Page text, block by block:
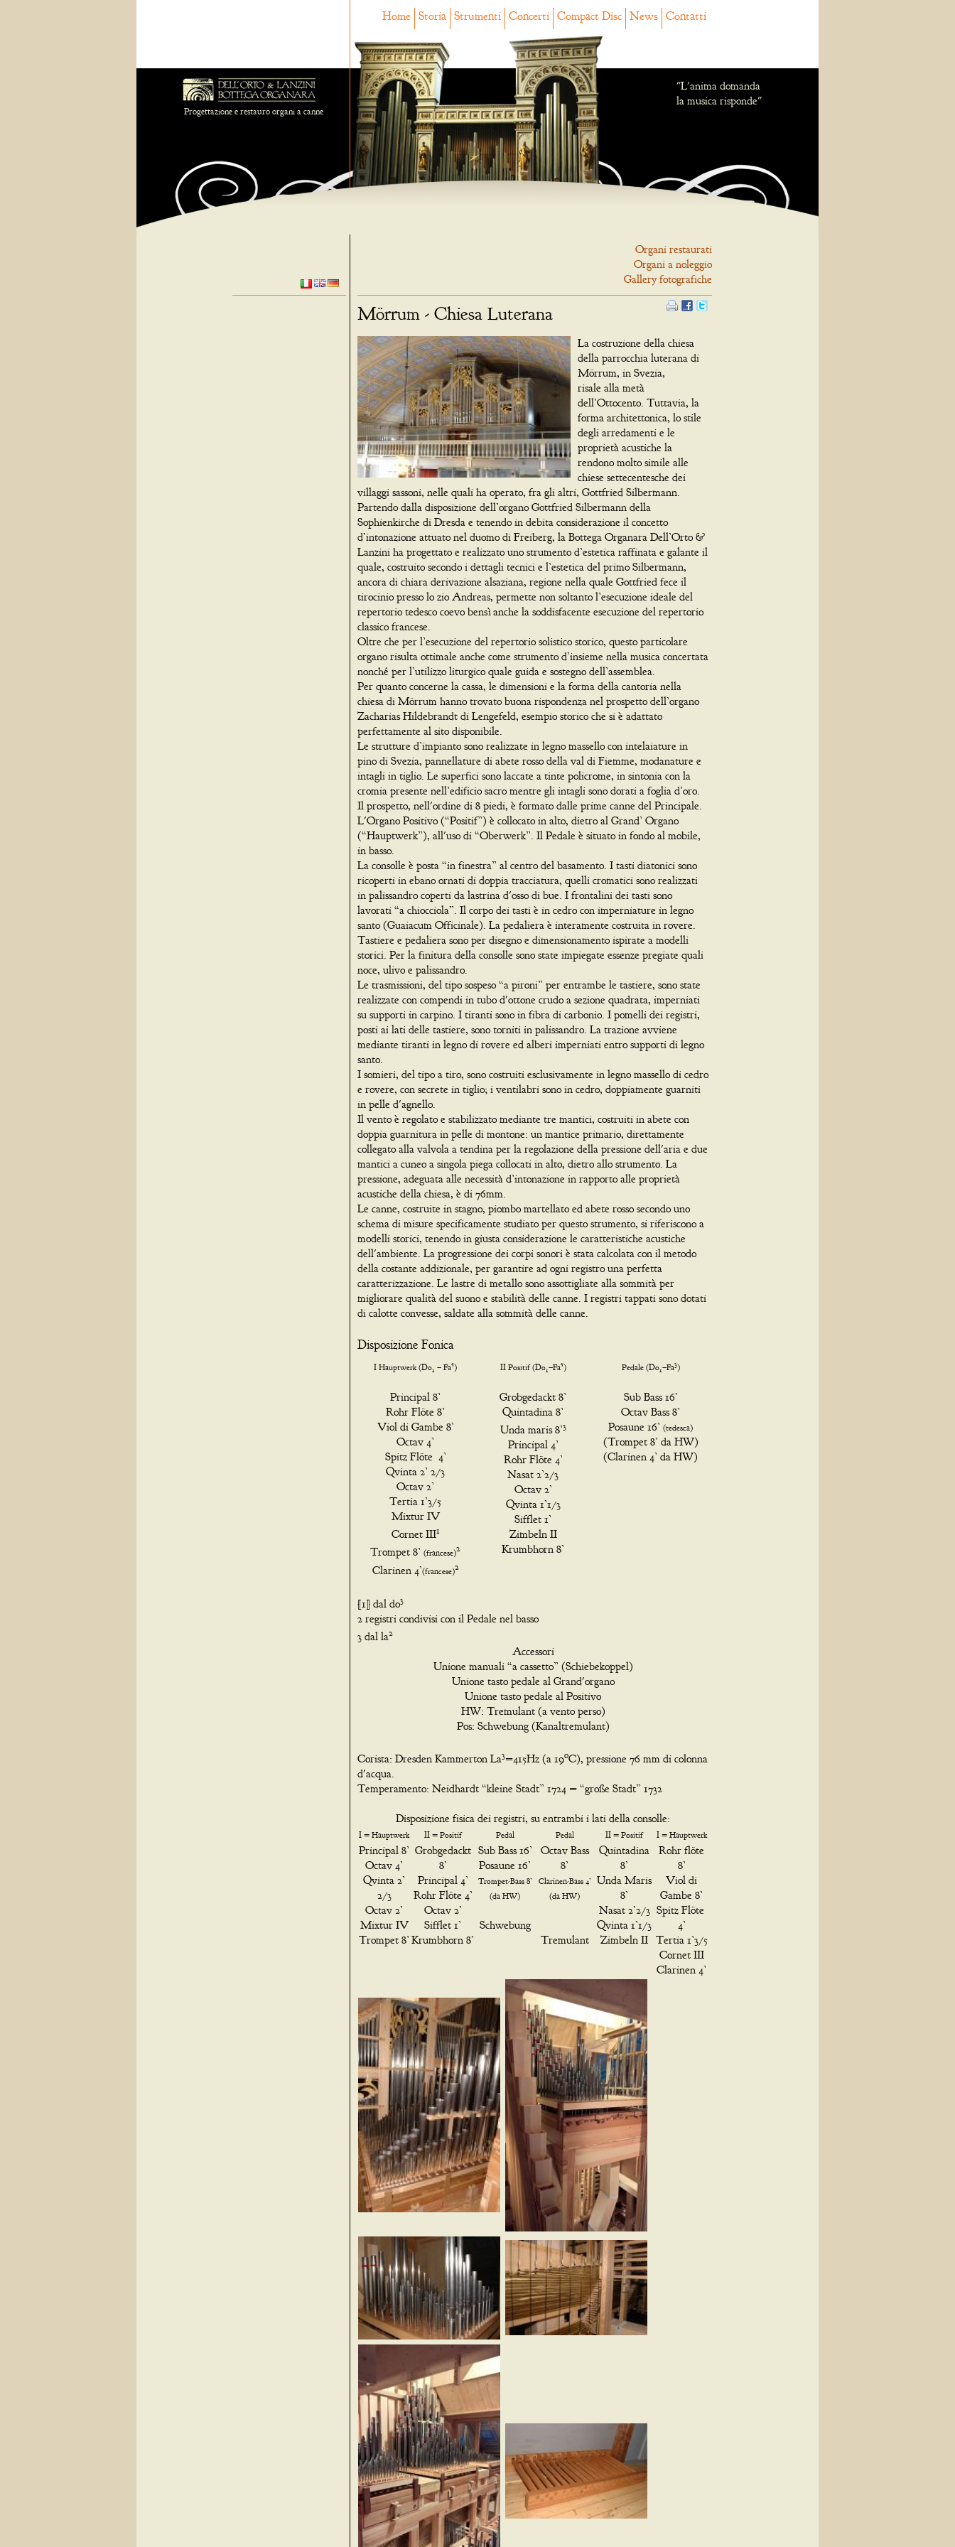
Home Storia Strumenti Concerti Compact Disc News Contatti
Progettazione e restauro organi a canne
"L'anima domanda
la musica risponde"
Organi restaurati
Organi a noleggio
Gallery fotografiche
Mörrum - Chiesa Luterana
La costruzione della chiesa
della parrocchia luterana di
Mörrum, in Svezia,
risale alla metà
dell’Ottocento. Tuttavia, la
forma architettonica, lo stile
degli arredamenti e le
proprietà acustiche la
rendono molto simile alle
chiese settecentesche dei
villaggi sassoni, nelle quali ha operato, fra gli altri, Gottfried Silbermann.
Partendo dalla disposizione dell’organo Gottfried Silbermann della
Sophienkirche di Dresda e tenendo in debita considerazione il concetto
d’intonazione attuato nel duomo di Freiberg, la Bottega Organara Dell’Orto &
Lanzini ha progettato e realizzato uno strumento d’estetica raffinata e galante il
quale, costruito secondo i dettagli tecnici e l’estetica del primo Silbermann,
ancora di chiara derivazione alsaziana, regione nella quale Gottfried fece il
tirocinio presso lo zio Andreas, permette non soltanto l’esecuzione ideale del
repertorio tedesco coevo bensì anche la soddisfacente esecuzione del repertorio
classico francese.
Oltre che per l’esecuzione del repertorio solistico storico, questo particolare
organo risulta ottimale anche come strumento d’insieme nella musica concertata
nonché per l’utilizzo liturgico quale guida e sostegno dell’assemblea.
Per quanto concerne la cassa, le dimensioni e la forma della cantoria nella
chiesa di Mörrum hanno trovato buona rispondenza nel prospetto dell’organo
Zacharias Hildebrandt di Lengefeld, esempio storico che si è adattato
perfettamente al sito disponibile.
Le strutture d’impianto sono realizzate in legno massello con intelaiature in
pino di Svezia, pannellature di abete rosso della val di Fiemme, modanature e
intagli in tiglio. Le superfici sono laccate a tinte policrome, in sintonia con la
cromia presente nell’edificio sacro mentre gli intagli sono dorati a foglia d’oro.
Il prospetto, nell'ordine di 8 piedi, è formato dalle prime canne del Principale.
L'Organo Positivo (“Positif”) è collocato in alto, dietro al Grand’ Organo
(“Hauptwerk”), all'uso di “Oberwerk”. Il Pedale è situato in fondo al mobile,
in basso.
La consolle è posta “in finestra” al centro del basamento. I tasti diatonici sono
ricoperti in ebano ornati di doppia tracciatura, quelli cromatici sono realizzati
in palissandro coperti da lastrina d'osso di bue. I frontalini dei tasti sono
lavorati “a chiocciola”. Il corpo dei tasti è in cedro con imperniature in legno
santo (Guaiacum Officinale). La pedaliera è interamente costruita in rovere.
Tastiere e pedaliera sono per disegno e dimensionamento ispirate a modelli
storici. Per la finitura della consolle sono state impiegate essenze pregiate quali
noce, ulivo e palissandro.
Le trasmissioni, del tipo sospeso “a pironi” per entrambe le tastiere, sono state
realizzate con compendi in tubo d'ottone crudo a sezione quadrata, imperniati
su supporti in carpino. I tiranti sono in fibra di carbonio. I pomelli dei registri,
posti ai lati delle tastiere, sono torniti in palissandro. La trazione avviene
mediante tiranti in legno di rovere ed alberi imperniati entro supporti di legno
santo.
I somieri, del tipo a tiro, sono costruiti esclusivamente in legno massello di cedro
e rovere, con secrete in tiglio; i ventilabri sono in cedro, doppiamente guarniti
in pelle d'agnello.
Il vento è regolato e stabilizzato mediante tre mantici, costruiti in abete con
doppia guarnitura in pelle di montone: un mantice primario, direttamente
collegato alla valvola a tendina per la regolazione della pressione dell'aria e due
mantici a cuneo a singola piega collocati in alto, dietro allo strumento. La
pressione, adeguata alle necessità d’intonazione in rapporto alle proprietà
acustiche della chiesa, è di 76mm.
Le canne, costruite in stagno, piombo martellato ed abete rosso secondo uno
schema di misure specificamente studiato per questo strumento, si riferiscono a
modelli storici, tenendo in giusta considerazione le caratteristiche acustiche
dell'ambiente. La progressione dei corpi sonori è stata calcolata con il metodo
della costante addizionale, per garantire ad ogni registro una perfetta
caratterizzazione. Le lastre di metallo sono assottigliate alla sommità per
migliorare qualità del suono e stabilità delle canne. I registri tappati sono dotati
di calotte convesse, saldate alla sommità delle canne.
Disposizione Fonica
I Hauptwerk(Do1 – Fa5)
Principal 8’
Rohr Flöte 8’
Viol di Gambe 8’
Octav 4’
Spitz Flöte 4’
Qvinta 2’ 2/3
Octav 2’
Tertia 1’3/5
Mixtur IV
Cornet III1
Trompet 8’ (francese)2
Clarinen 4’(francese)2
II Positif(Do1–Fa5)
Grobgedackt 8’
Quintadina 8’
Unda maris 8’3
Principal 4’
Rohr Flöte 4’
Nasat 2’2/3
Octav 2’
Qvinta 1’1/3
Sifflet 1’
Zimbeln II
Krumbhorn 8’
Pedale(Do1–Fa3)
Sub Bass 16’
Octav Bass 8’
Posaune 16’ (tedesca)
(Trompet 8’ da HW)
(Clarinen 4’ da HW)
[1] dal do3
2 registri condivisi con il Pedale nel basso
3 dal la2
Accessori
Unione manuali “a cassetto” (Schiebekoppel)
Unione tasto pedale al Grand'organo
Unione tasto pedale al Positivo
HW: Tremulant (a vento perso)
Pos: Schwebung (Kanaltremulant)
Corista: Dresden Kammerton La3=415Hz (a 19oC), pressione 76 mm di colonna
d'acqua.
Temperamento: Neidhardt “kleine Stadt” 1724 = “große Stadt” 1732
Disposizione fisica dei registri, su entrambi i lati della consolle:
I = Hauptwerk II = Positif Pedal Pedal II = Positif I = Hauptwerk
Principal 8’
Octav 4’
Qvinta 2’
2/3
Octav 2’
Mixtur IV
Trompet 8’
Grobgedackt
8’
Principal 4’
Rohr Flöte 4’
Octav 2’
Sifflet 1’
Krumbhorn 8’
Sub Bass 16’
Posaune 16’
Trompet-Bass 8’
(da HW)
Schwebung
Octav Bass
8’
Clarinen-Bass 4’
(da HW)
Tremulant
Quintadina
8’
Unda Maris
8’
Nasat 2’2/3
Qvinta 1’1/3
Zimbeln II
Rohr flöte
8’
Viol di
Gambe 8’
Spitz Flöte
4’
Tertia 1’3/5
Cornet III
Clarinen 4’